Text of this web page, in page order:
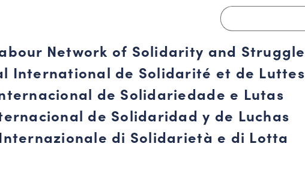
Network of Solidarity and Struggle
International de Solidarité et de Luttes
de Solidariedade e Lutas
de Solidaridad y de Luchas
di Solidarietà e di Lotta